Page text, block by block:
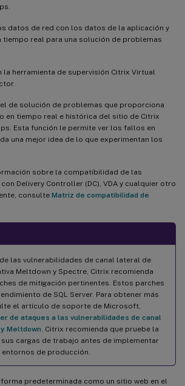
datos de red con los datos de la aplicación y
tiempo real para una solución de problemas
la herramienta de supervisión Citrix Virtual
de solución de problemas que proporciona
en tiempo real e histórica del sitio de Citrix
Esta función le permite ver los fallos en
una mejor idea de lo que experimentan los
sobre la compatibilidad de las
Delivery Controller (DC), VDA y cualquier otro
consulte Matriz de compatibilidad de
las vulnerabilidades de canal lateral de
Meltdown y Spectre, Citrix recomienda
de mitigación pertinentes. Estos parches
de SQL Server. Para obtener más
el artículo de soporte de Microsoft,
de ataques a las vulnerabilidades de canal
Meltdown . Citrix recomienda que pruebe la
cargas de trabajo antes de implementar
de producción.
predeterminada como un sitio web en el